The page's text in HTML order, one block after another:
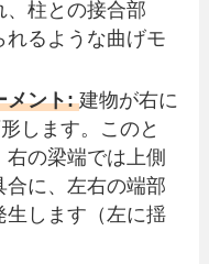
、柱との接合部
れるような曲げモ
メント:建物が右に
します。このと
の梁端では上側
合に、左右の端部
生します（左に揺